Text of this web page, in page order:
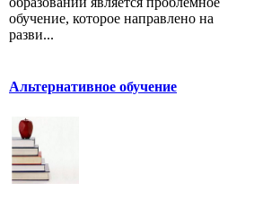
обучение, которое направлено на
разви...
Альтернативное обучение